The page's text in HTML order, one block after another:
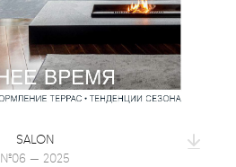
SALON
№06 — 2025